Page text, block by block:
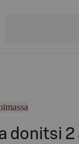
donitsi